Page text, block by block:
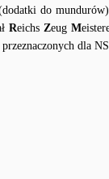
do
Reichs Zeug M
dla